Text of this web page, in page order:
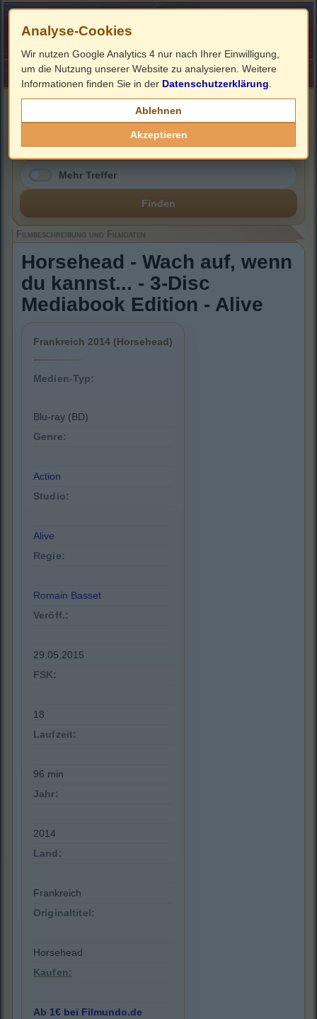
HOME ImpressumLinks
Filmbeschreibung, Cover & Blu-ray Infos
Mehr Treffer
Finden
Filmbeschreibung und Filmdaten
Horsehead - Wach auf, wenn
du kannst... - 3-Disc
Mediabook Edition - Alive
Frankreich 2014 (Horsehead)
Medien-Typ:
Blu-ray (BD)
Genre:
Action
Studio:
Alive
Regie:
Romain Basset
Veröff.:
29.05.2015
FSK:
18
Laufzeit:
96 min
Jahr:
2014
Land:
Frankreich
Originaltitel:
Horsehead
Kaufen:
Ab 1€ bei Filmundo.de
Analyse-Cookies
Wir nutzen Google Analytics 4 nur nach Ihrer Einwilligung,
um die Nutzung unserer Website zu analysieren. Weitere
Informationen finden Sie in der Datenschutzerklärung
Ablehnen
Akzeptieren